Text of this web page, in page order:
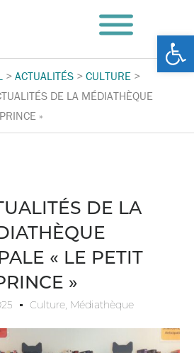
> ACTUALITÉS > CULTURE >
DE LA MÉDIATHÈQUE
»
DE LA
« LE PETIT
»
Culture, Médiathèque